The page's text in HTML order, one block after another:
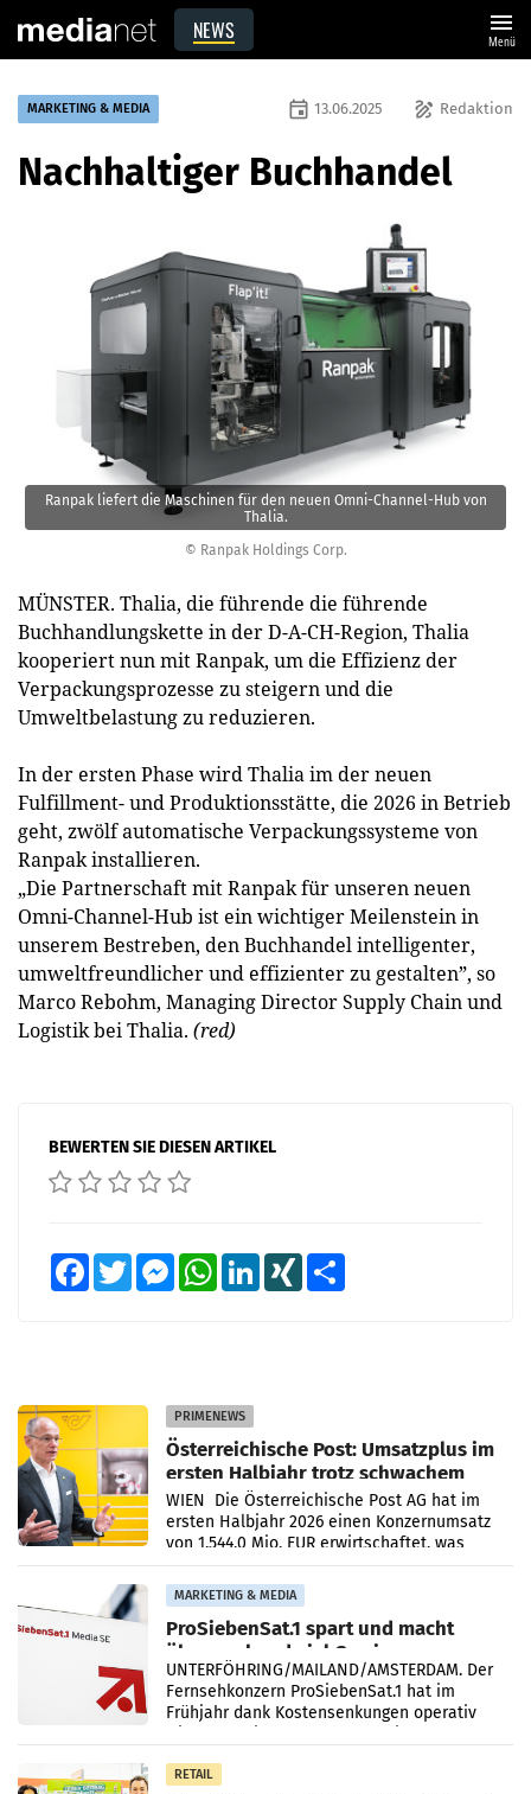
NEWS menu
Menü
© Ranpak Holdings Corp.
Ranpak liefert die Maschinen für den neuen Omni-Channel-Hub von
Thalia.
MARKETING & MEDIA draw Redaktion
event 13.06.2025
Nachhaltiger Buchhandel
MÜNSTER. Thalia, die führende die führende
Buchhandlungskette in der D-A-CH-Region, Thalia
kooperiert nun mit Ranpak, um die Effizienz der
Verpackungsprozesse zu steigern und die
Umweltbelastung zu reduzieren.
In der ersten Phase wird Thalia im der neuen
Fulfillment- und Produktionsstätte, die 2026 in Betrieb
geht, zwölf automatische Verpackungssysteme von
Ranpak installieren.
„Die Partnerschaft mit Ranpak für unseren neuen
Omni-Channel-Hub ist ein wichtiger Meilenstein in
unserem Bestreben, den Buchhandel intelligenter,
umweltfreundlicher und effizienter zu gestalten”, so
Marco Rebohm, Managing Director Supply Chain und
Logistik bei Thalia. (red)
BEWERTEN SIE DIESEN ARTIKEL
FacebookTwitter MessengerWhatsAppLinkedInXING
PRIMENEWS
Österreichische Post: Umsatzplus im
ersten Halbjahr trotz schwachem
Briefgeschäft
WIEN Die Österreichische Post AG hat im
ersten Halbjahr 2026 einen Konzernumsatz
von 1.544,0 Mio. EUR erwirtschaftet, was
einem Plus von 3,8 Prozent gegenüber dem
Vergleichszeitraum
MARKETING & MEDIA
ProSiebenSat.1 spart und macht
überraschend viel Gewinn
UNTERFÖHRING/MAILAND/AMSTERDAM. Der
Fernsehkonzern ProSiebenSat.1 hat im
Frühjahr dank Kostensenkungen operativ
RETAIL